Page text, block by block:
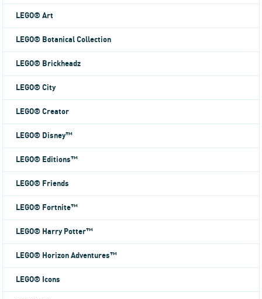
LEGO® Art
LEGO® Botanical Collection
LEGO® Brickheadz
LEGO® City
LEGO® Creator
LEGO® Disney™
LEGO® Editions™
LEGO® Friends
LEGO® Fortnite™
LEGO® Harry Potter™
LEGO® Horizon Adventures™
LEGO® Icons